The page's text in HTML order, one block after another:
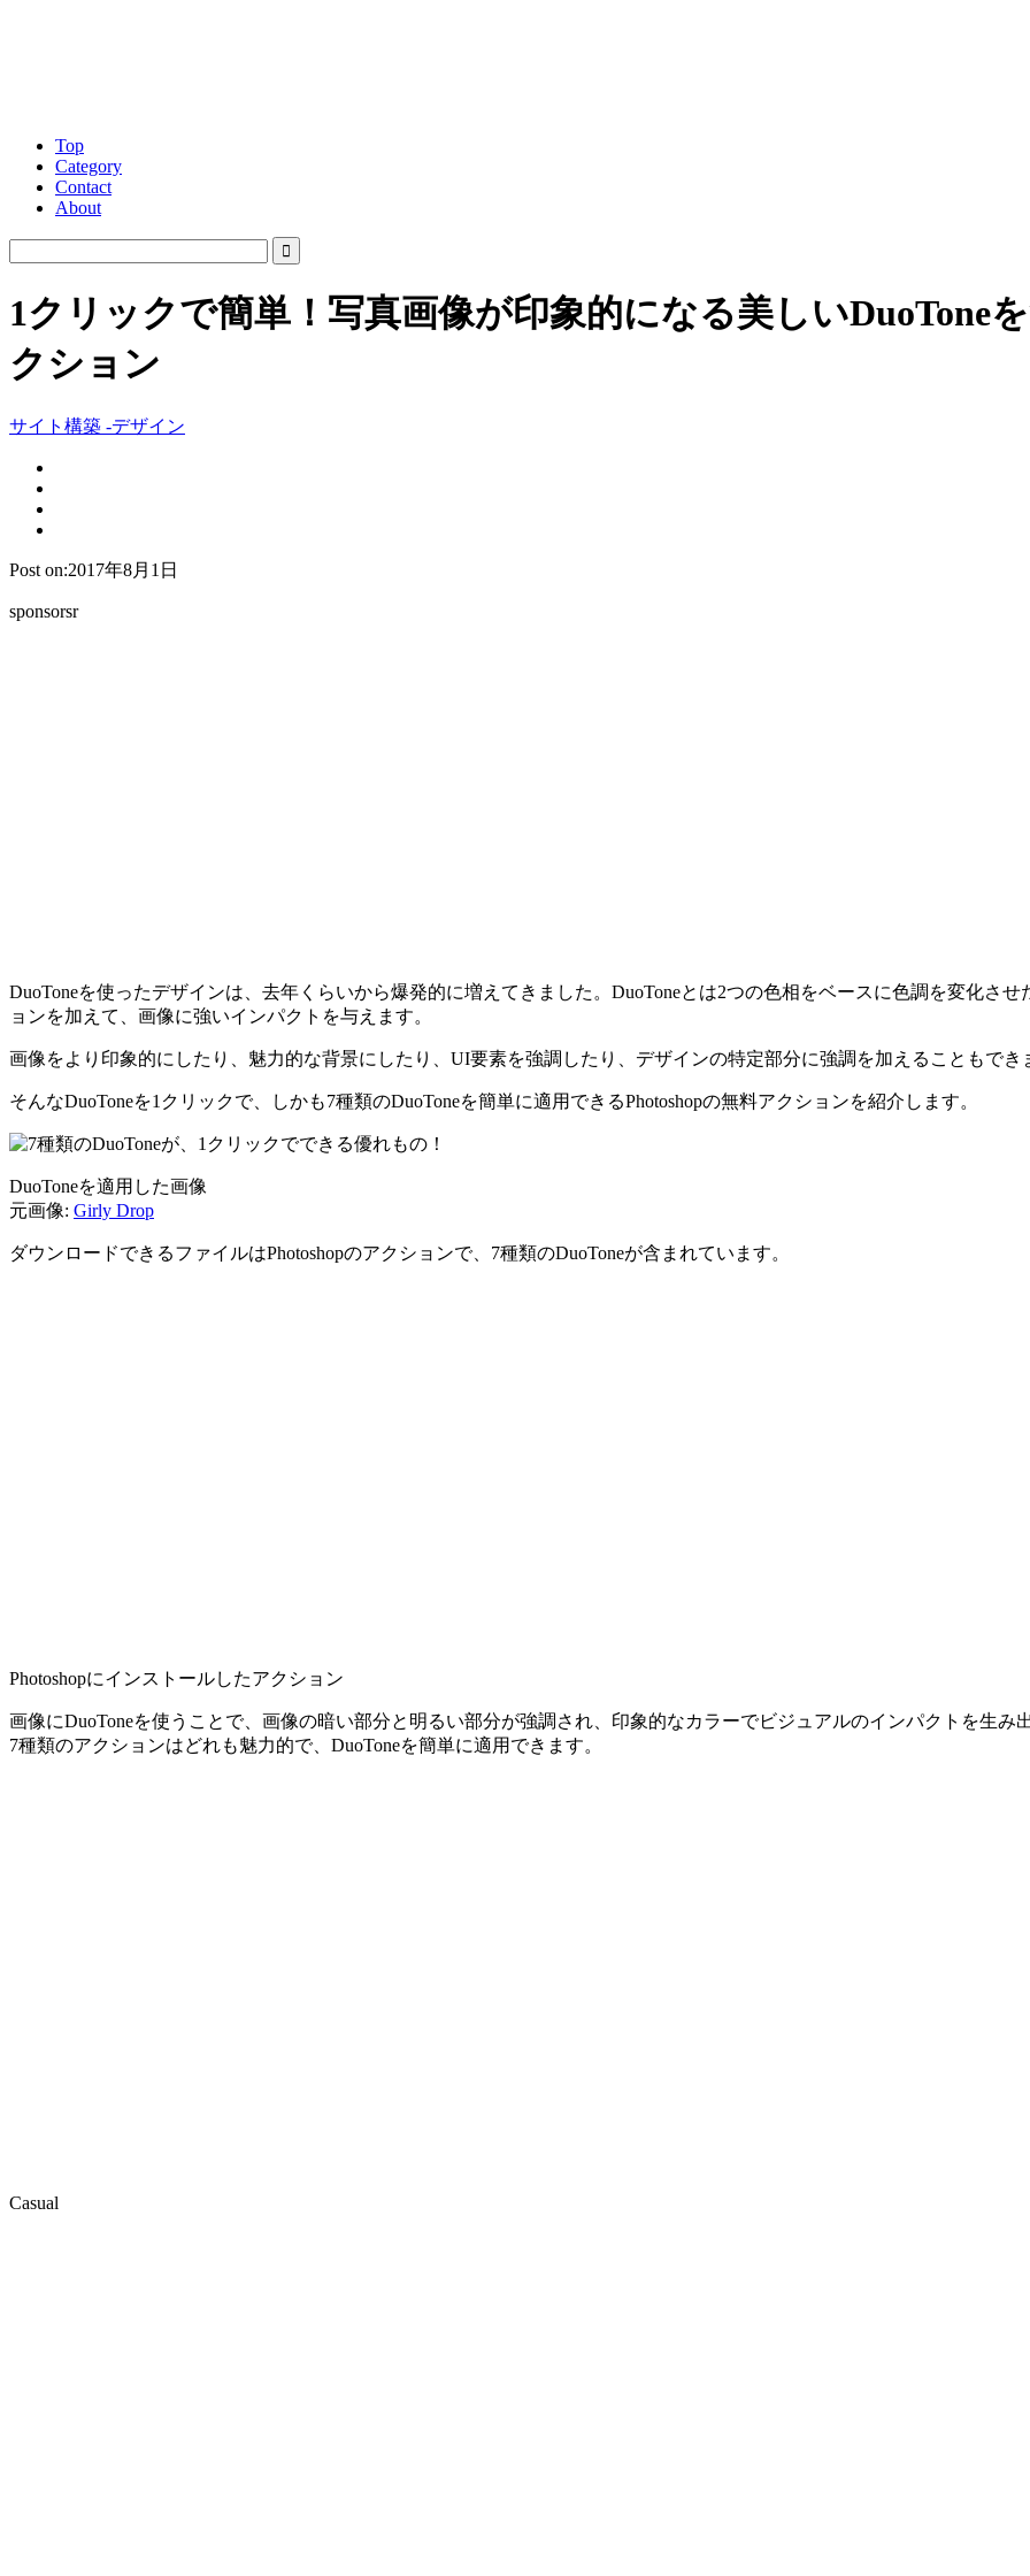
Top
Category
Contact
About
1クリックで簡単！写真画像が印象的になる美しいDuoTone
クション
サイト構築 -デザイン
Post on:2017年8月1日
sponsorsr
DuoToneを使ったデザインは、去年くらいから爆発的に増えてきました。DuoToneとは2つの色相をベースに色調を変化さ
ョンを加えて、画像に強いインパクトを与えます。
画像をより印象的にしたり、魅力的な背景にしたり、UI要素を強調したり、デザインの特定部分に強調を加えることもでき
そんなDuoToneを1クリックで、しかも7種類のDuoToneを簡単に適用できるPhotoshopの無料アクションを紹介します。
DuoToneを適用した画像
元画像: Girly Drop
ダウンロードできるファイルはPhotoshopのアクションで、7種類のDuoToneが含まれています。
Photoshopにインストールしたアクション
画像にDuoToneを使うことで、画像の暗い部分と明るい部分が強調され、印象的なカラーでビジュアルのインパクトを生み
7種類のアクションはどれも魅力的で、DuoToneを簡単に適用できます。
Casual